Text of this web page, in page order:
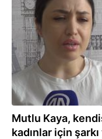
Mutlu Kaya,
kadınlar için şarkı